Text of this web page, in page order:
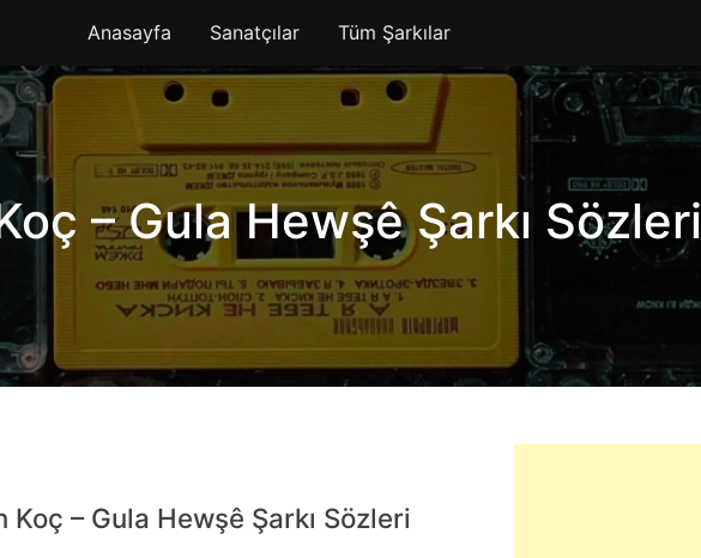
Anasayfa Sanatçılar Tüm Şarkılar
– Gula Hewşê Şarkı Sözleri
Koç – Gula Hewşê Şarkı Sözleri